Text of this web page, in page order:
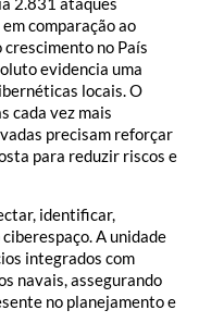
comparação ao
no País
evidencia uma
locais. O
cada vez mais
precisam reforçar
para reduzir riscos e
identificar,
A unidade
integrados com
navais, assegurando
no planejamento e